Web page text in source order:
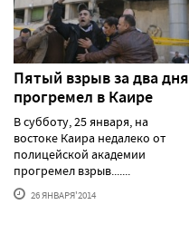
Пятый взрыв за два дня
прогремел в Каире
В субботу, 25 января, на
востоке Каира недалеко от
полицейской академии
прогремел взрыв.......
26 ЯНВАРЯ'2014